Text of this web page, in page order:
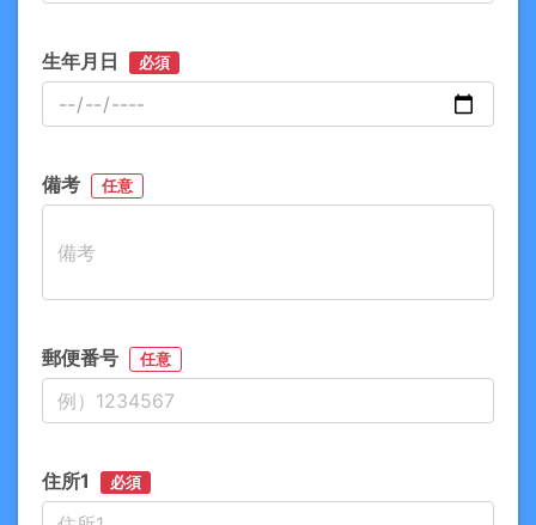
生年月日 必須
備考 任意
郵便番号 任意
住所1 必須